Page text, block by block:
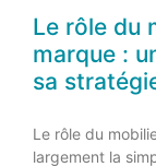
Le rôle du
marque :
sa
Le rôle du
largement la